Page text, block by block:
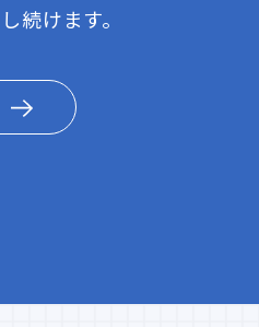
続けます。